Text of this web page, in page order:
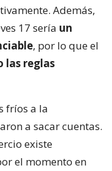
Además,
17 sería un
, por lo que el
las reglas
fríos a la
a sacar cuentas.
existe
el momento en